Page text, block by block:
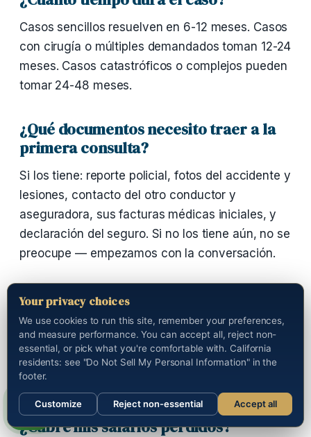
Casos sencillos resuelven en 6-12 meses. Casos
con cirugía o múltiples demandados toman 12-24
meses. Casos catastróficos o complejos pueden
tomar 24-48 meses.
¿Qué documentos necesito traer a la
primera consulta?
Si los tiene: reporte policial, fotos del accidente y
lesiones, contacto del otro conductor y
aseguradora, sus facturas médicas iniciales, y
declaración del seguro. Si no los tiene aún, no se
preocupe — empezamos con la conversación.
¿Puedo recuperar si era pasajero?
Sí. Los pasajeros casi siempre recuperan — son
víctimas sin culpa contributiva. Puede demandar
tanto al conductor de su vehículo como al del
otro vehículo según el análisis de culpa.
¿Cubre mis salarios perdidos?
Your privacy choices
We use cookies to run this site, remember your preferences,
and measure performance. You can accept all, reject non-
essential, or pick what you're comfortable with. California
residents: see "Do Not Sell My Personal Information" in the
footer.
Customize Reject non-essential Accept all
Sections